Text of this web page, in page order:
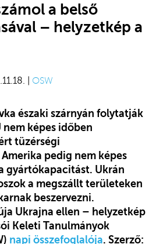
a belső
– helyzetkép a
| OSW
északi szárnyán folytatják
nem képes időben
tüzérségi
pedig nem képes
gyártókapacitást. Ukrán
a megszállt területeken
beszervezni.
Ukrajna ellen – helyzetkép
Keleti Tanulmányok
napi összefoglalója. Szerző: